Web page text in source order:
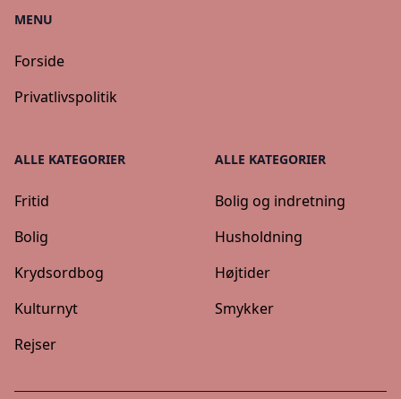
MENU
Forside
Privatlivspolitik
ALLE KATEGORIER
Fritid
Bolig
Krydsordbog
Kulturnyt
Rejser
ALLE KATEGORIER
Bolig og indretning
Husholdning
Højtider
Smykker